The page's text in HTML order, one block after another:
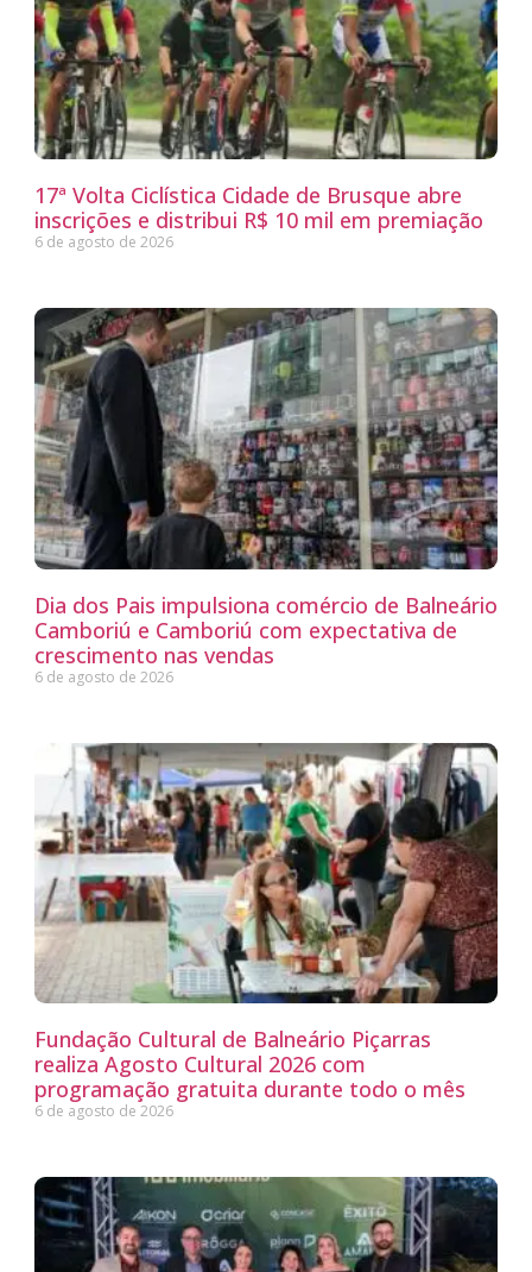
17ª Volta Ciclística Cidade de Brusque abre
inscrições e distribui R$ 10 mil em premiação
6 de agosto de 2026
Dia dos Pais impulsiona comércio de Balneário
Camboriú e Camboriú com expectativa de
crescimento nas vendas
6 de agosto de 2026
Fundação Cultural de Balneário Piçarras
realiza Agosto Cultural 2026 com
programação gratuita durante todo o mês
6 de agosto de 2026